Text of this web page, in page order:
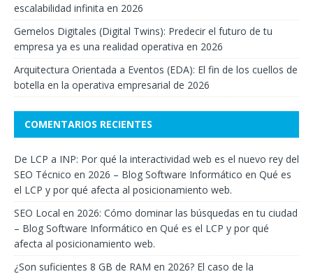
escalabilidad infinita en 2026
Gemelos Digitales (Digital Twins): Predecir el futuro de tu
empresa ya es una realidad operativa en 2026
Arquitectura Orientada a Eventos (EDA): El fin de los cuellos de
botella en la operativa empresarial de 2026
COMENTARIOS RECIENTES
De LCP a INP: Por qué la interactividad web es el nuevo rey del
SEO Técnico en 2026 – Blog Software Informático en Qué es
el LCP y por qué afecta al posicionamiento web.
SEO Local en 2026: Cómo dominar las búsquedas en tu ciudad
– Blog Software Informático en Qué es el LCP y por qué
afecta al posicionamiento web.
¿Son suficientes 8 GB de RAM en 2026? El caso de la